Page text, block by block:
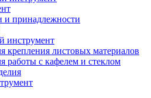
и принадлежности
инструмент
крепления листовых материалов
работы с кафелем и стеклом